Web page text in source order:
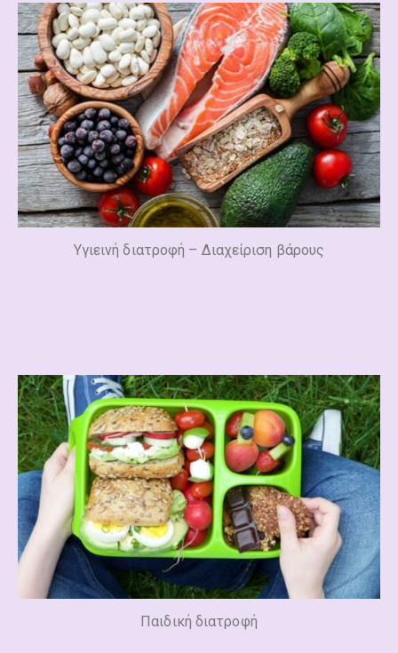
Υγιεινή διατροφή – Διαχείριση βάρους
Παιδική διατροφή